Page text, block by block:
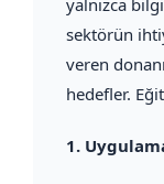
sektörün
veren
hedefler.
1.